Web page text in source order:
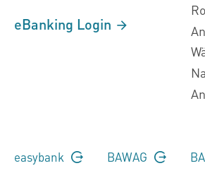
eBanking Login
easybank BAWAG